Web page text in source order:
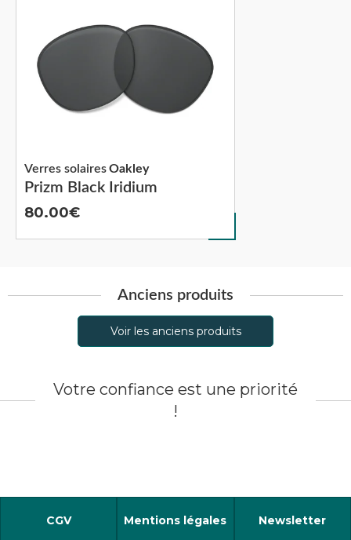
Prizm Black Iridium
Verres solairesOakley
80.00
Anciens produits
Voir les anciens produits
Votre confiance est une priorité
!
CGV Mentions légales Newsletter